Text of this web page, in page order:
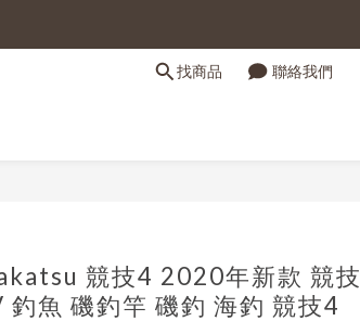
找商品 聯絡我們
競技4 2020年新款 競技
釣魚 磯釣竿 磯釣 海釣 競技4